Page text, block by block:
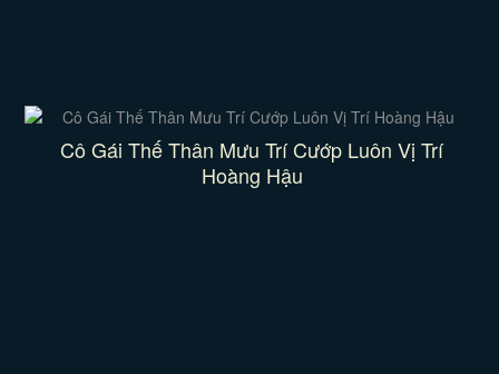
Cô Gái Thế Thân Mưu Trí Cướp Luôn Vị Trí
Hoàng Hậu